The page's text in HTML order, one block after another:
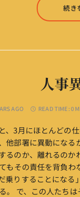
続き
人事
AGO READ TIME:0
、3月にほとんどの
他部署に異動にな
るのか、離れるの
もその責任を背負
乗りすることにな
。 で、この人たち